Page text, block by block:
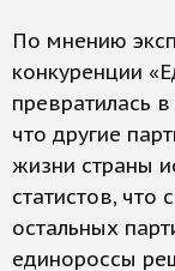
По мнению
конкуренции
превратилась
что другие
жизни страны
статистов, что
остальных
единороссы